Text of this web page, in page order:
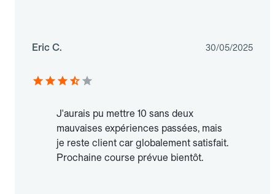
Eric C. 30/05/2025
J'aurais pu mettre 10 sans deux
mauvaises expériences passées, mais
je reste client car globalement satisfait.
Prochaine course prévue bientôt.